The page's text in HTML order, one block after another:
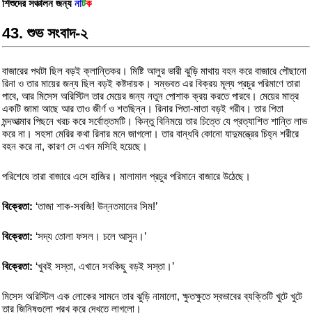
শিশুদের সঞ্চালন জন্যনাটক
43. শুভ সংবাদ-২
বাজারের পথটা ছিল বড়ই ক্লান্তিকর। মিষ্টি আলুর ভারী ঝুড়ি মাথায় বহন করে বাজারে পৌছানো
রিনা ও তার মায়ের জন্য ছিল বড়ই কষ্টদায়ক। সম্ভবত এর বিক্রয় মূল্য প্রচুর পরিমাণে তারা
পাবে, আর মিসেস অরিস্টিল তার মেয়ের জন্য নতুন পোশাক ক্রয় করতে পারবে। মেয়ের মাত্র
একটি জামা আছে আর তাও জীর্ণ ও শতছিন্ন। রিনার পিতা-মাতা বড়ই গরীব। তার পিতা
মন্দআত্মার পিছনে খরচ করে সর্বোত্তমটি। কিন্তু বিনিময়ে তার চিত্তে যে প্রত্যাশিত শান্তি লাভ
করে না। সহসা মেরির কথা রিনার মনে জাগলো। তার বান্ধবি কোনো যাদুমন্ত্রের চিহ্ন শরীরে
বহন করে না, কারণ সে এখন মসিহি হয়েছে।
পরিশেষে তারা বাজারে এসে হাজির। মালামাল প্রচুর পরিমানে বাজারে উঠেছে।
বিক্রেতা: ‘তাজা শাক-সবজি! উন্নতমানের সিম!’
বিক্রেতা: ‘সদ্য তোলা ফসল। চলে আসুন।’
বিক্রেতা: ‘খুবই সস্তা, এখানে সবকিছু বড়ই সস্তা।’
মিসেস অরিস্টিল এক লোকের সামনে তার ঝুড়ি নামালো, ক্ষুতক্ষুতে স্বভাবের ব্যক্তিটি খুটে খুটে
তার জিনিষগুলো পরখ করে দেখতে লাগলো।